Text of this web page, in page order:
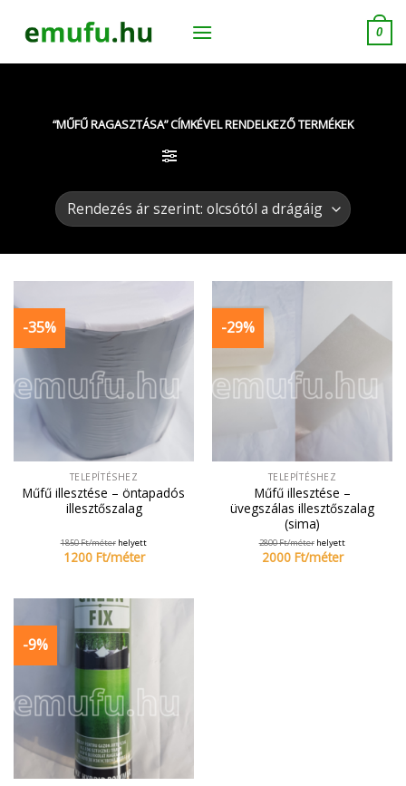
0
“MŰFŰ RAGASZTÁSA” CÍMKÉVEL RENDELKEZŐ TERMÉKEK
-35%
TELEPÍTÉSHEZ
Műfű illesztése – öntapadós
illesztőszalag
1850Ft/méter helyett
1200 Ft/méter
-29%
TELEPÍTÉSHEZ
Műfű illesztése –
üvegszálas illesztőszalag
(sima)
2800Ft/méter helyett
2000 Ft/méter
-9%